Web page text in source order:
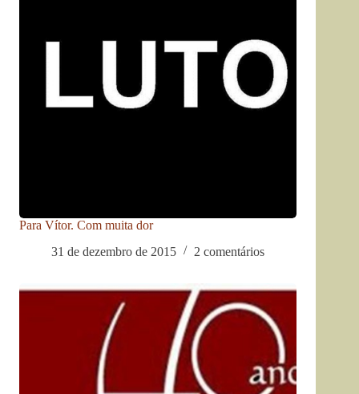
Para Vítor. Com muita dor
31 de dezembro de 2015
2 comentários